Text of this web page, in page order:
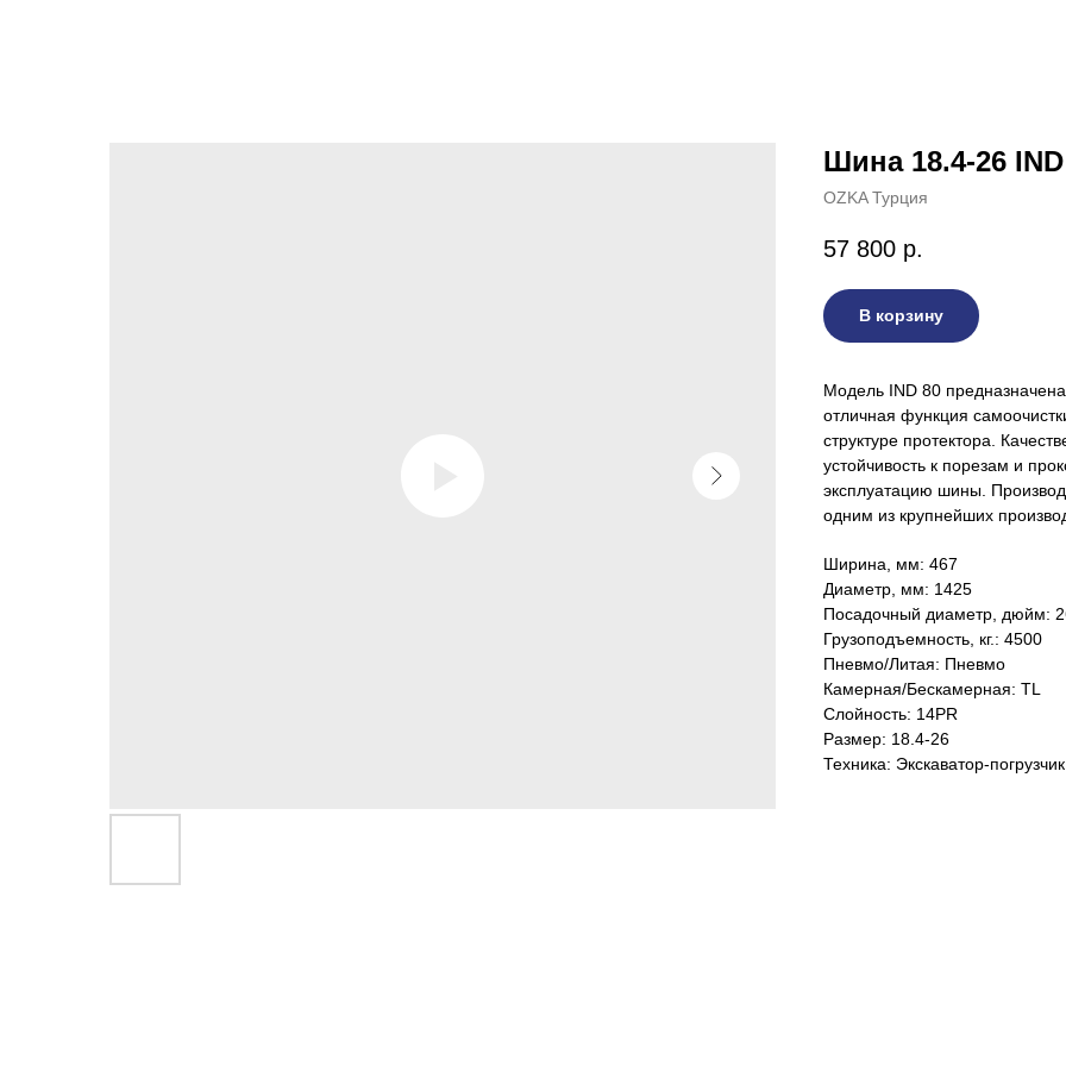
Шина 18.4-26
OZKA Турция
57 800 р.
В корзину
Модель IND 80 предназначена
отличная функция
структуре протектора.
устойчивость к порезам и
эксплуатацию шины.
одним из крупнейших
Ширина, мм: 467
Диаметр, мм: 1425
Посадочный диаметр, дюйм:
Грузоподъемность, кг.: 4500
Пневмо/Литая: Пневмо
Камерная/Бескамерная: TL
Слойность: 14PR
Размер: 18.4-26
Техника: Экскаватор-погрузчик